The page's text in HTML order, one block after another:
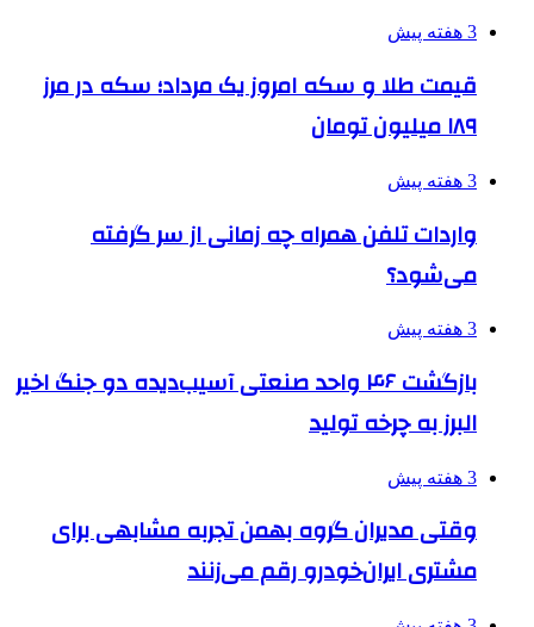
3 هفته پیش
قیمت طلا و سکه امروز یک مرداد؛ سکه در مرز
۱۸۹ میلیون تومان
3 هفته پیش
واردات تلفن همراه چه زمانی از سر گرفته
می‌شود؟
3 هفته پیش
بازگشت ۴۶ واحد صنعتی آسیب‌دیده دو جنگ اخیر
البرز به چرخه تولید
3 هفته پیش
وقتی مدیران گروه بهمن تجربه مشابهی برای
مشتری ایران‌خودرو رقم می‌زنند